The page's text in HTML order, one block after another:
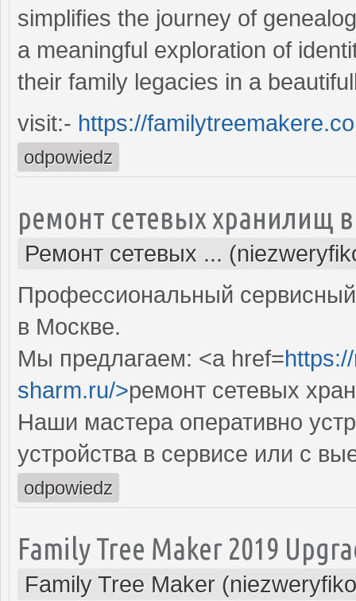
simplifies the journey of
a meaningful exploration of
their family legacies in a
visit:- https://
odpowiedz
ремонт сетевых хранилищ
Ремонт сетевых ...
Профессиональный
в Москве.
Мы предлагаем: <a href=
sharm.ru/>ремонт сетевых
Наши мастера оперативно
устройства в сервисе или с
odpowiedz
Family Tree Maker 2019
Family Tree Maker